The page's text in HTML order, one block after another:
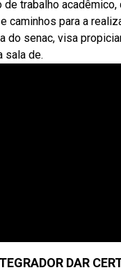
trabalho
caminhos para a
do senac, visa
sala de.
DAR